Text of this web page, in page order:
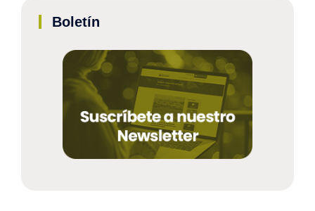
Boletín